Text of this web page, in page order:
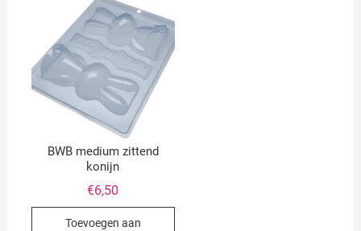
BWB medium zittend
konijn
€6,50
Toevoegen aan